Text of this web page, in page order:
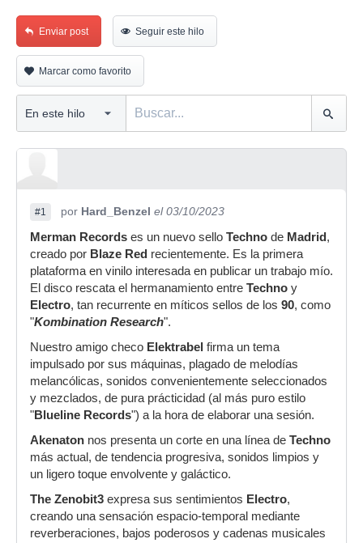
Enviar post Seguir este hilo
Marcar como favorito
#1 por Hard_Benzel el 03/10/2023
Merman Records es un nuevo sello Techno de Madrid ,
creado por Blaze Red recientemente. Es la primera
plataforma en vinilo interesada en publicar un trabajo mío.
El disco rescata el hermanamiento entre Techno y
Electro, tan recurrente en míticos sellos de los 90, como
"Kombination Research".
Nuestro amigo checo Elektrabel firma un tema
impulsado por sus máquinas, plagado de melodías
melancólicas, sonidos convenientemente seleccionados
y mezclados, de pura prácticidad (al más puro estilo
"Blueline Records") a la hora de elaborar una sesión.
Akenaton nos presenta un corte en una línea de Techno
más actual, de tendencia progresiva, sonidos limpios y
un ligero toque envolvente y galáctico.
The Zenobit3 expresa sus sentimientos Electro,
creando una sensación espacio-temporal mediante
reverberaciones, bajos poderosos y cadenas musicales